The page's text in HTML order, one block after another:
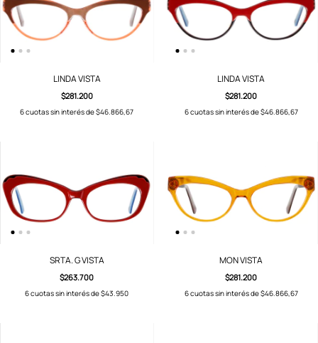
LINDA VISTA
$281.200
6cuotas sin interés de$46.866,67
LINDA VISTA
$281.200
6cuotas sin interés de$46.866,67
SRTA. G VISTA
$263.700
6cuotas sin interés de$43.950
MON VISTA
$281.200
6cuotas sin interés de$46.866,67